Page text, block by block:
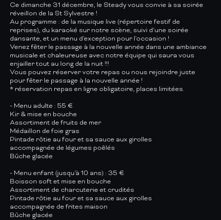
Ce dimanche 31 décembre, le Steady vous convie à sa soirée
réveillon de la St Sylvestre !
Au programme : de la musique live (répertoire festif de
reprises), du karaoké sur notre scène, suivi d'une soirée
dansante, et un menu d'exception pour l'occasion !
Venez fêter le passage à la nouvelle année dans une ambiance
musicale et chaleureuse avec notre équipe qui saura vous
enjailler tout au long de la nuit !!!
Vous pouvez réserver votre repas ou nous rejoindre juste
pour fêter le passage à la nouvelle année !
* réservation repas en ligne obligatoire, places limitées.
- Menu adulte : 55 €
Kir & mise en bouche
Assortiment de fruits de mer
Médaillon de foie gras
Pintade rôtie au four et sa sauce aux girolles
accompagnée de légumes poêlés
Bûche glacée
- Menu enfant (jusqu'à 10 ans) : 35 €
Boisson soft et mise en bouche
Assortiment de charcuterie et crudités
Pintade rôtie au four et sa sauce aux girolles
accompagnée de frites maison
Bûche glacée